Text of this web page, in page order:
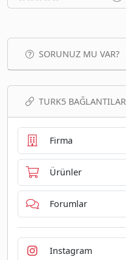
SORUNUZ MU VAR?
TURK5 BAĞLANTILAR
Firma
Ürünler
Forumlar
Instagram